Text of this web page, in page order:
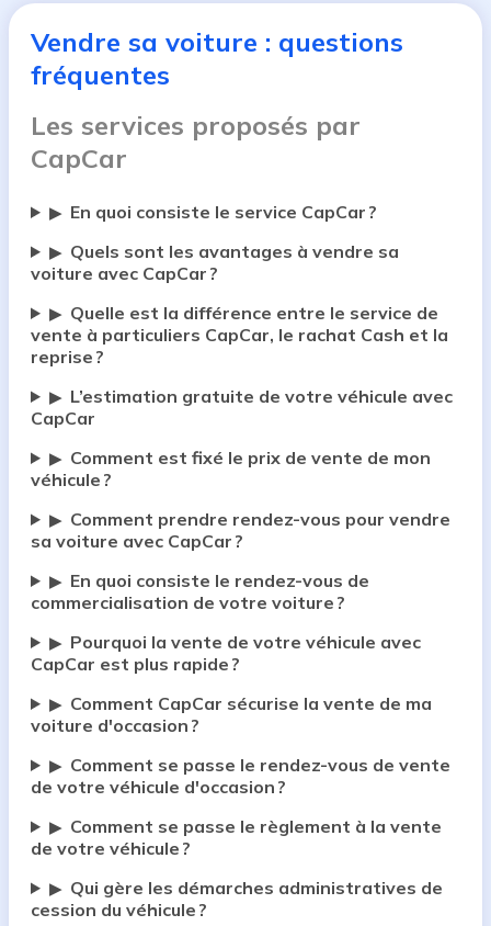
Vendre sa voiture : questions
fréquentes
Les services proposés par
CapCar
▶ En quoi consiste le service CapCar ?
▶ Quels sont les avantages à vendre sa
voiture avec CapCar ?
▶ Quelle est la différence entre le service de
vente à particuliers CapCar, le rachat Cash et la
reprise ?
▶ L’estimation gratuite de votre véhicule avec
CapCar
▶ Comment est fixé le prix de vente de mon
véhicule ?
▶ Comment prendre rendez-vous pour vendre
sa voiture avec CapCar ?
▶ En quoi consiste le rendez-vous de
commercialisation de votre voiture ?
▶ Pourquoi la vente de votre véhicule avec
CapCar est plus rapide ?
▶ Comment CapCar sécurise la vente de ma
voiture d'occasion ?
▶ Comment se passe le rendez-vous de vente
de votre véhicule d'occasion ?
▶ Comment se passe le règlement à la vente
de votre véhicule ?
▶ Qui gère les démarches administratives de
cession du véhicule ?